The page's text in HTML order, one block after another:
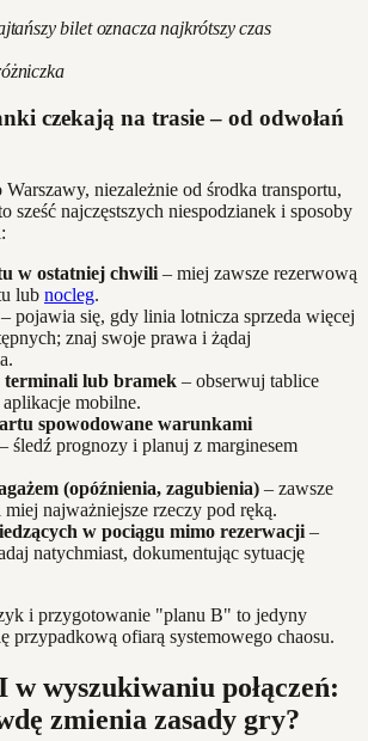
bilet oznacza najkrótszy czas
czekają na trasie – od odwołań
niezależnie od środka transportu,
sześć najczęstszych niespodzianek i sposoby
w ostatniej chwili– miej zawsze rezerwową
lub nocleg.
– pojawia się, gdy linia lotnicza sprzeda więcej
znaj swoje prawa i żądaj
terminali lub bramek – obserwuj tablice
mobilne.
spowodowane warunkami
śledź prognozy i planuj z marginesem
(opóźnienia, zagubienia) – zawsze
miej najważniejsze rzeczy pod ręką.
w pociągu mimo rezerwacji–
natychmiast, dokumentując sytuację
i przygotowanie "planu B" to jedyny
przypadkową ofiarą systemowego chaosu.
wyszukiwaniu połączeń:
zmienia zasady gry?